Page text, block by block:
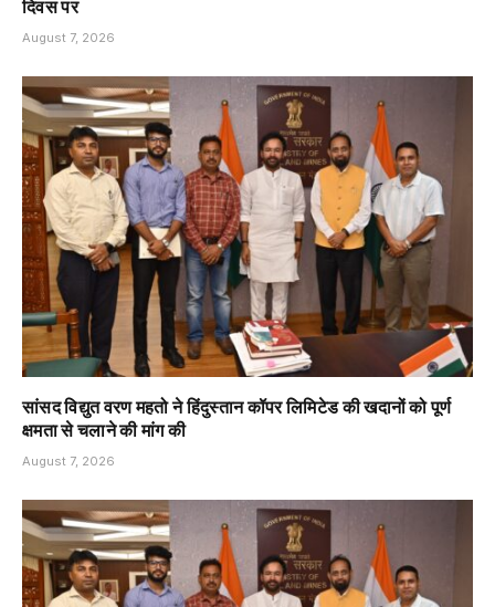
दिवस पर
August 7, 2026
सांसद विद्युत वरण महतो ने हिंदुस्तान कॉपर लिमिटेड की खदानों को पूर्ण
क्षमता से चलाने की मांग की
August 7, 2026